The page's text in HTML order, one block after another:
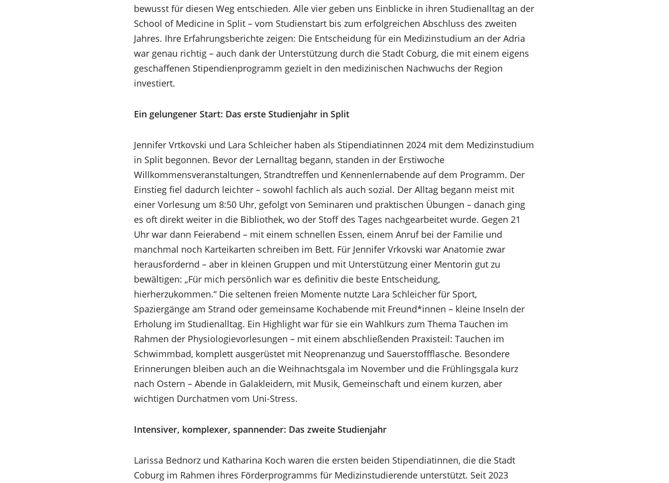
bewusst für diesen Weg entschieden. Alle vier geben uns Einblicke in ihren Studienalltag an der
School of Medicine in Split – vom Studienstart bis zum erfolgreichen Abschluss des zweiten
Jahres. Ihre Erfahrungsberichte zeigen: Die Entscheidung für ein Medizinstudium an der Adria
war genau richtig – auch dank der Unterstützung durch die Stadt Coburg, die mit einem eigens
geschaffenen Stipendienprogramm gezielt in den medizinischen Nachwuchs der Region
investiert.
Ein gelungener Start: Das erste Studienjahr in Split
Jennifer Vrtkovski und Lara Schleicher haben als Stipendiatinnen 2024 mit dem Medizinstudium
in Split begonnen. Bevor der Lernalltag begann, standen in der Erstiwoche
Willkommensveranstaltungen, Strandtreffen und Kennenlernabende auf dem Programm. Der
Einstieg fiel dadurch leichter – sowohl fachlich als auch sozial. Der Alltag begann meist mit
einer Vorlesung um 8:50 Uhr, gefolgt von Seminaren und praktischen Übungen – danach ging
es oft direkt weiter in die Bibliothek, wo der Stoff des Tages nachgearbeitet wurde. Gegen 21
Uhr war dann Feierabend – mit einem schnellen Essen, einem Anruf bei der Familie und
manchmal noch Karteikarten schreiben im Bett. Für Jennifer Vrkovski war Anatomie zwar
herausfordernd – aber in kleinen Gruppen und mit Unterstützung einer Mentorin gut zu
bewältigen: „Für mich persönlich war es definitiv die beste Entscheidung,
hierherzukommen.“ Die seltenen freien Momente nutzte Lara Schleicher für Sport,
Spaziergänge am Strand oder gemeinsame Kochabende mit Freund*innen – kleine Inseln der
Erholung im Studienalltag. Ein Highlight war für sie ein Wahlkurs zum Thema Tauchen im
Rahmen der Physiologievorlesungen – mit einem abschließenden Praxisteil: Tauchen im
Schwimmbad, komplett ausgerüstet mit Neoprenanzug und Sauerstoffflasche. Besondere
Erinnerungen bleiben auch an die Weihnachtsgala im November und die Frühlingsgala kurz
nach Ostern – Abende in Galakleidern, mit Musik, Gemeinschaft und einem kurzen, aber
wichtigen Durchatmen vom Uni-Stress.
Intensiver, komplexer, spannender: Das zweite Studienjahr
Larissa Bednorz und Katharina Koch waren die ersten beiden Stipendiatinnen, die die Stadt
Coburg im Rahmen ihres Förderprogramms für Medizinstudierende unterstützt. Seit 2023